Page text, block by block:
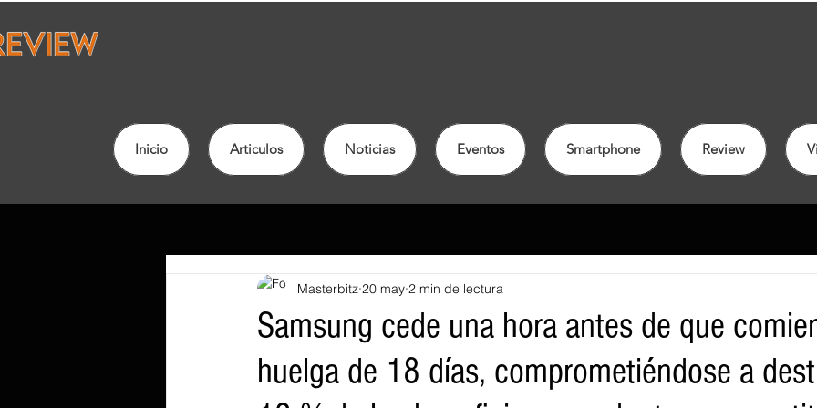
Inicio Articulos Noticias Eventos Smartphone Review
Samsung cede una hora antes de que
huelga de 18 días, comprometiéndose a
Masterbitz 20 may 2 min de lectura